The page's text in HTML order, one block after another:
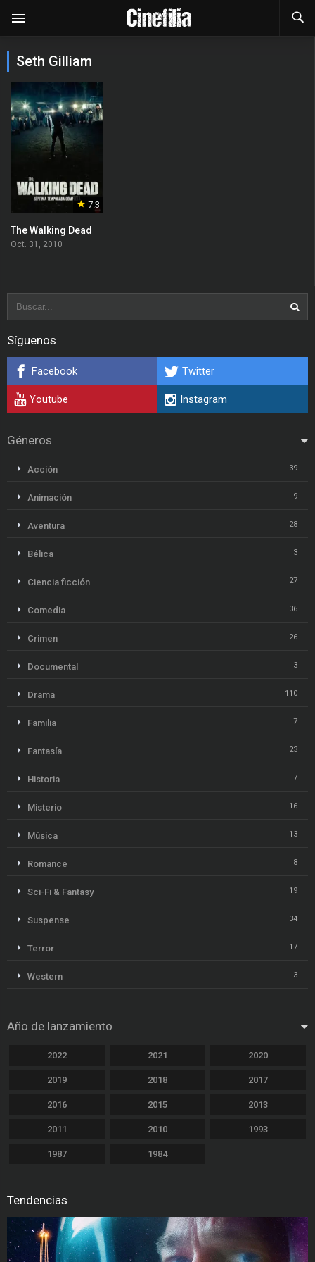
Seth Gilliam
7.3
The Walking Dead
Oct. 31, 2010
Síguenos
Facebook Twitter
Youtube Instagram
Géneros
Acción 39
Animación 9
Aventura 28
Bélica 3
Ciencia ficción 27
Comedia 36
Crimen 26
Documental 3
Drama 110
Familia 7
Fantasía 23
Historia 7
Misterio 16
Música 13
Romance 8
Sci-Fi & Fantasy 19
Suspense 34
Terror 17
Western 3
Año de lanzamiento
2022 2021 2020
2019 2018 2017
2016 2015 2013
2011 2010 1993
1987 1984
Tendencias